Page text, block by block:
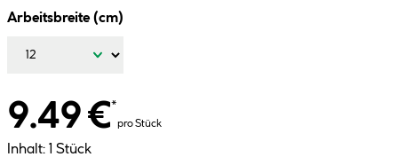
Arbeitsbreite (cm)
9.49 €*
pro Stück
Inhalt: 1 Stück